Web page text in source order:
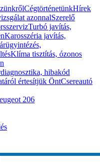
CégtörténetünkHírek
azonnalSzerelő
Turbó javítás,
Karosszéria javítás,
Klíma tisztítás, ózonos
hibakód
értesítjük ÖntCsereautó
206